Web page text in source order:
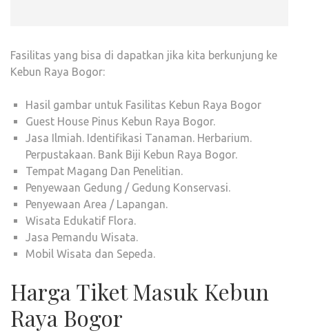
Fasilitas yang bisa di dapatkan jika kita berkunjung ke
Kebun Raya Bogor:
Hasil gambar untuk Fasilitas Kebun Raya Bogor
Guest House Pinus Kebun Raya Bogor.
Jasa Ilmiah. Identifikasi Tanaman. Herbarium.
Perpustakaan. Bank Biji Kebun Raya Bogor.
Tempat Magang Dan Penelitian.
Penyewaan Gedung / Gedung Konservasi.
Penyewaan Area / Lapangan.
Wisata Edukatif Flora.
Jasa Pemandu Wisata.
Mobil Wisata dan Sepeda.
Harga Tiket Masuk Kebun
Raya Bogor